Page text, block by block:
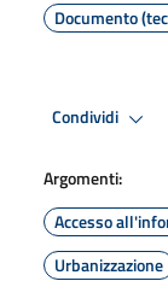
Documento
Condividi
Argomenti:
Accesso
Urbanizzazione